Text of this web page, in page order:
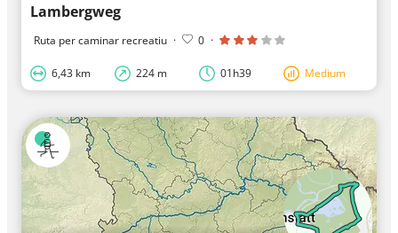
Lambergweg
Ruta per caminar recreatiu · 0 ·
6,43 km 224 m 01h39 Medium